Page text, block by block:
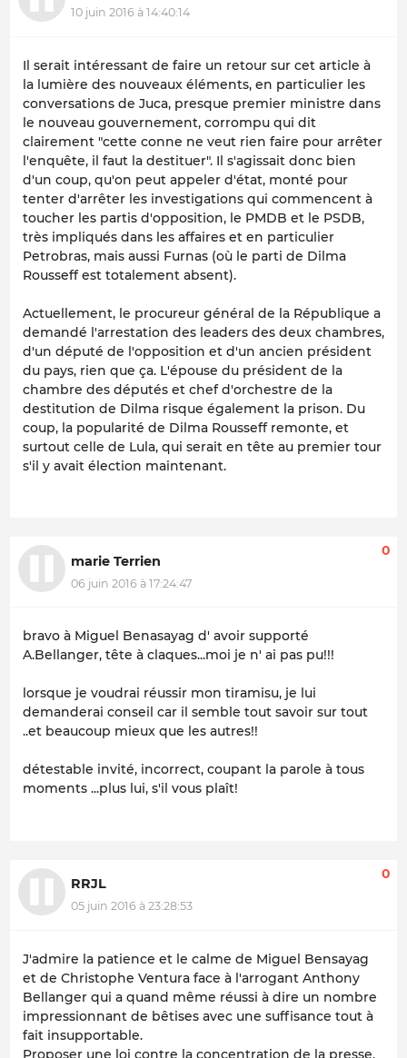
10 juin 2016 à 14:40:14
Il serait intéressant de faire un retour sur cet article à
la lumière des nouveaux éléments, en particulier les
conversations de Juca, presque premier ministre dans
le nouveau gouvernement, corrompu qui dit
clairement "cette conne ne veut rien faire pour arrêter
l'enquête, il faut la destituer". Il s'agissait donc bien
d'un coup, qu'on peut appeler d'état, monté pour
tenter d'arrêter les investigations qui commencent à
toucher les partis d'opposition, le PMDB et le PSDB,
très impliqués dans les affaires et en particulier
Petrobras, mais aussi Furnas (où le parti de Dilma
Rousseff est totalement absent).
Actuellement, le procureur général de la République a
demandé l'arrestation des leaders des deux chambres,
d'un député de l'opposition et d'un ancien président
du pays, rien que ça. L'épouse du président de la
chambre des députés et chef d'orchestre de la
destitution de Dilma risque également la prison. Du
coup, la popularité de Dilma Rousseff remonte, et
surtout celle de Lula, qui serait en tête au premier tour
s'il y avait élection maintenant.
marie Terrien
06 juin 2016 à 17:24:47
0
bravo à Miguel Benasayag d' avoir supporté
A.Bellanger, tête à claques...moi je n' ai pas pu!!!
lorsque je voudrai réussir mon tiramisu, je lui
demanderai conseil car il semble tout savoir sur tout
..et beaucoup mieux que les autres!!
détestable invité, incorrect, coupant la parole à tous
moments ...plus lui, s'il vous plaît!
RRJL
05 juin 2016 à 23:28:53
0
J'admire la patience et le calme de Miguel Bensayag
et de Christophe Ventura face à l'arrogant Anthony
Bellanger qui a quand même réussi à dire un nombre
impressionnant de bêtises avec une suffisance tout à
fait insupportable.
Proposer une loi contre la concentration de la presse,